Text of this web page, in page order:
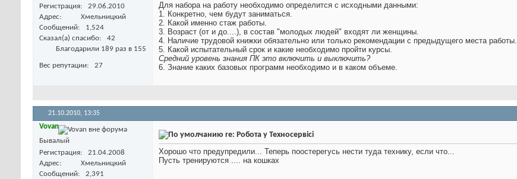
Регистрация
29.06.2010
Адрес
Хмельницкий
Сообщений
1,524
Сказал(а) спасибо
42
Благодарили 189 раз в 155
Вес репутации 27
Для набора на работу необходимо определится с исходными данными:
1. Конкретно, чем будут заниматься.
2. Какой именно стаж работы.
3. Возраст (от и до....), в состав "молодых людей" входят ли женщины.
4. Наличие трудовой книжки обязательно или только рекомендации с предыдущего места работы.
5. Какой испытательный срок и какие необходимо пройти курсы.
Средний уровень знания ПК это включить и выключить?
6. Знание каких базовых программ необходимо и в каком объеме.
21.10.2010, 13:35
Vovan
Бывалый
Регистрация
21.04.2008
Адрес
Хмельницкий
Сообщений
2,391
re: Робота у Техносервісі
Хорошо что предупредили... Теперь поостерегусь нести туда технику, если что...
Пусть тренируются .... на кошках